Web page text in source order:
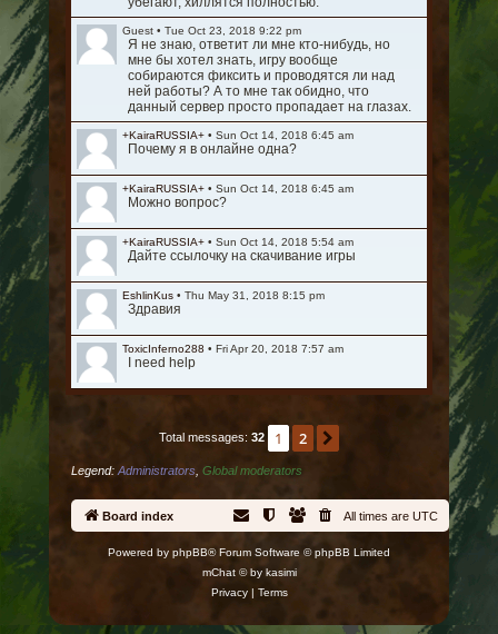
Guest • Tue Oct 23, 2018 9:22 pm
Я не знаю, ответит ли мне кто-нибудь, но
мне бы хотел знать, игру вообще
собираются фиксить и проводятся ли над
ней работы? А то мне так обидно, что
данный сервер просто пропадает на глазах.
+KairaRUSSIA+ • Sun Oct 14, 2018 6:45 am
Почему я в онлайне одна?
+KairaRUSSIA+ • Sun Oct 14, 2018 6:45 am
Можно вопрос?
+KairaRUSSIA+ • Sun Oct 14, 2018 5:54 am
Дайте ссылочку на скачивание игры
EshlinKus • Thu May 31, 2018 8:15 pm
Здравия
ToxicInferno288 • Fri Apr 20, 2018 7:57 am
I need help
Total messages: 32 1 2
Legend: Administrators Global moderators
Board index All times are UTC
Powered by phpBB® Forum Software © phpBB Limited
mChat © by kasimi
Privacy| Terms